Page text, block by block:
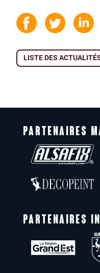
LISTE DES
PARTENAIRES
PARTENAIRES